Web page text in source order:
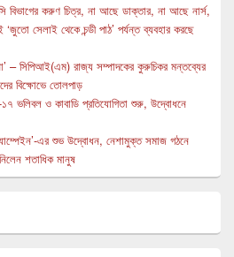
বিভাগের করুণ চিত্র, না আছে ডাক্তার, না আছে নার্স,
‘জুতো সেলাই থেকে চন্ডী পাঠ’ পর্যন্ত ব্যবহার করছে
– সিপিআই(এম) রাজ্য সম্পাদকের কুরুচিকর মন্তব্যের
বিক্ষোভে তোলপাড়
১৭ ভলিবল ও কাবাডি প্রতিযোগিতা শুরু, উদ্বোধনে
এর শুভ উদ্বোধন, নেশামুক্ত সমাজ গঠনে
শতাধিক মানুষ